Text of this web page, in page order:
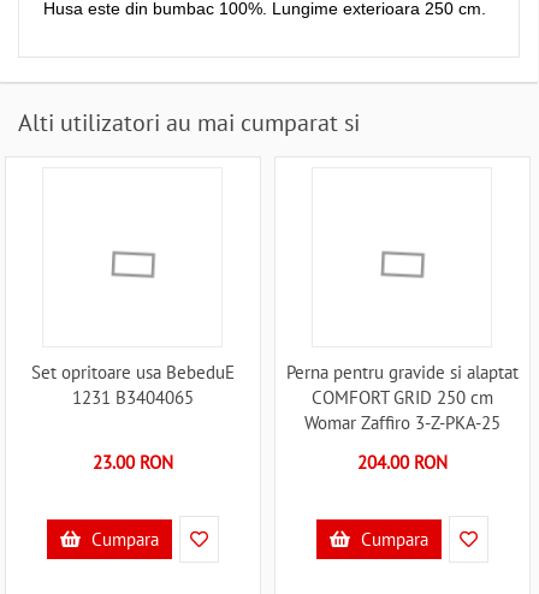
Husa este din bumbac 100%. Lungime exterioara 250 cm.
Alti utilizatori au mai cumparat si
Set opritoare usa BebeduE
1231 B3404065
23.00 RON
Cumpara
Perna pentru gravide si alaptat
COMFORT GRID 250 cm
Womar Zaffiro 3-Z-PKA-25
204.00 RON
Cumpara